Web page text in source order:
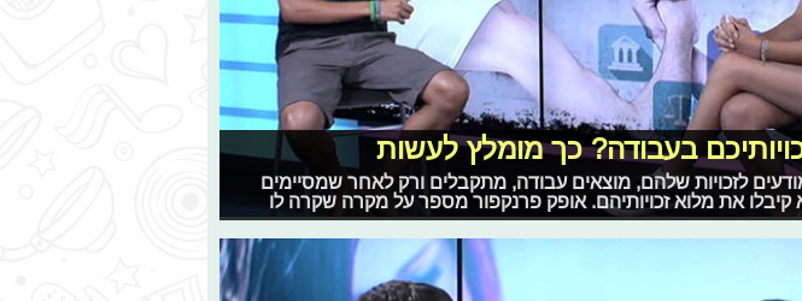
בעבודה? כך מומלץ לעשות
לזכויות שלהם, מוצאים עבודה, מתקבלים ורק לאחר שמסיימים
את מלוא זכויותיהם. אופק פרנקפור מספר על מקרה שקרה לו